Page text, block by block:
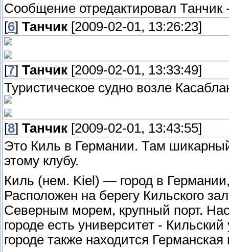
Сообщение отредактировал Танчик
[6] Танчик [2009-02-01, 13:26:23]
[7] Танчик [2009-02-01, 13:33:49]
Туристическое судно возле
[8] Танчик [2009-02-01, 13:43:55]
Это Киль в Германии. Там
этому клубу.
Киль (нем. Kiel) — город в
Расположен на берегу Кильского
Северным морем, крупный порт.
городе есть университет -
городе также находится